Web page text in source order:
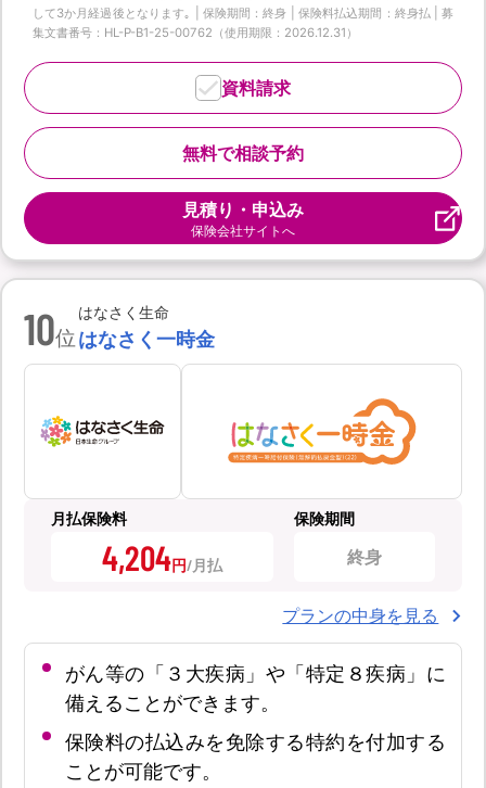
して3か月経過後となります｡ | 保険期間：終身 | 保険料払込期間：終身払 | 募
集文書番号：HL-P-B1-25-00762（使用期限：2026.12.31）
無料で相談予約
資料請求
見積り・申込み
保険会社サイトへ
10位
はなさく生命
はなさく一時金
月払保険料
4,204円
保険期間
終身
プランの中身を見る
がん等の「３大疾病」や「特定８疾病」に
備えることができます。
保険料の払込みを免除する特約を付加する
ことが可能です。